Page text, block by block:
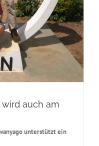
auch am
unterstützt ein